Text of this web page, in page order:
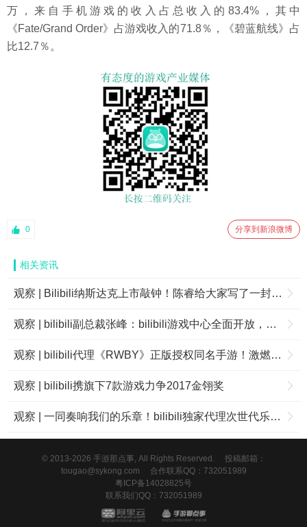
万，来自手机游戏的收入占总收入的83.4%，其中
《Fate/Grand Order》占游戏收入的71.8％，《碧蓝航线》占
比12.7％。
0 分享到新浪微博
相关资讯
观察 | Bilibili纳斯达克上市敲钟！陈睿给大家写了一封信……
观察 | bilibili副总裁张峰：bilibili游戏中心全面开放，分成比将变成5:5！
观察 | bilibili代理《RWBY》正版授权同名手游！激燃爽斗，RWBY队战斗再开
观察 | bilibili携旗下7款游戏力争2017金翎奖
观察 | 一同奏响我们的乐章！bilibili独家代理次世代乐队育成手游《BanG Dream！少女乐团派对！》
© 2013-2026 手游那点事, All Rights Reserved.
投稿邮箱：
tougao@sykong.com 合作联系QQ：732051989
粤ICP备14028825号
联系我们QQ：732051989